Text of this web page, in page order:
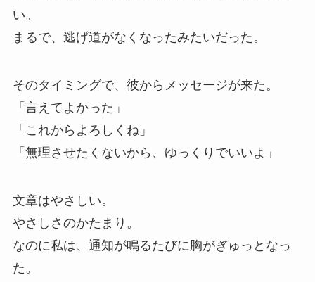
い。
まるで、逃げ道がなくなったみたいだった。
そのタイミングで、彼からメッセージが来た。
「言えてよかった」
「これからよろしくね」
「無理させたくないから、ゆっくりでいいよ」
文章はやさしい。
やさしさのかたまり。
なのに私は、通知が鳴るたびに胸がぎゅっとなっ
た。